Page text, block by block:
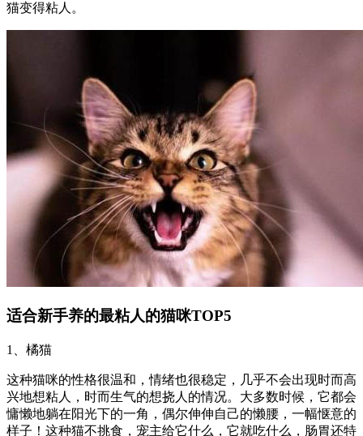
猫变得粘人。
适合新手养的最粘人的猫咪TOP5
1、橘猫
这种猫咪的性格很温和，情绪也很稳定，几乎不会出现时而高
兴地想粘人，时而生气的想挠人的情况。大多数时候，它都会
慵懒地躺在阳光下的一角，偶尔伸伸自己的懒腰，一幅惬意的
样子！这种猫不挑食，宠主给它什么，它就吃什么，肠胃还特